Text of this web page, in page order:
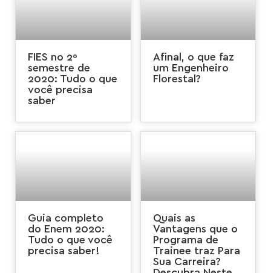
FIES no 2º
semestre de
2020: Tudo o que
você precisa
saber
Afinal, o que faz
um Engenheiro
Florestal?
Guia completo
do Enem 2020:
Tudo o que você
precisa saber!
Quais as
Vantagens que o
Programa de
Trainee traz Para
Sua Carreira?